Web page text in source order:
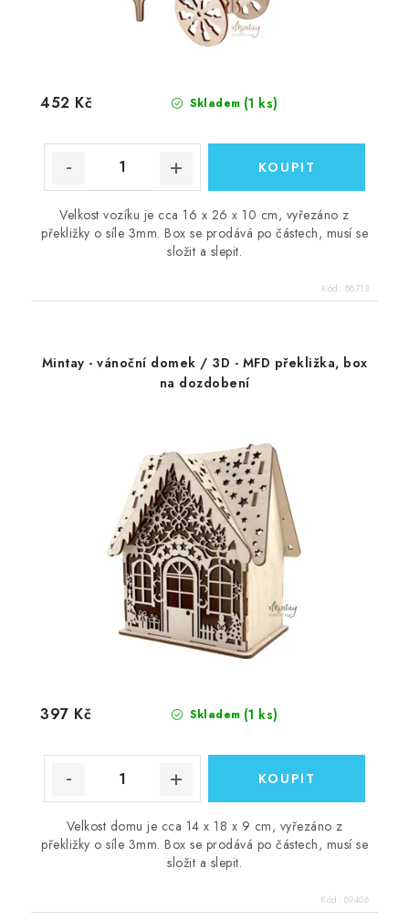
Skladem (1 ks)
452 Kč
Velkost vozíku je cca 16 x 26 x 10 cm, vyřezáno z
překližky o síle 3mm. Box se prodává po částech, musí se
složit a slepit.
Kód: 88713
Mintay - vánoční domek / 3D - MFD překližka, box
na dozdobení
Skladem (1 ks)
397 Kč
Velkost domu je cca 14 x 18 x 9 cm, vyřezáno z
překližky o síle 3mm. Box se prodává po částech, musí se
složit a slepit.
Kód: 89406